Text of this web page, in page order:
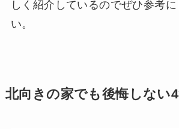
しく紹介しているのでぜひ参考
い。
北向きの家でも後悔しない